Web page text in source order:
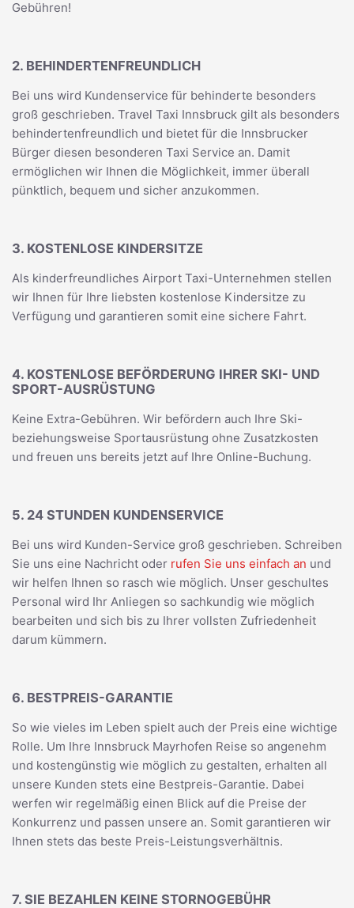
Gebühren!
2. BEHINDERTENFREUNDLICH
Bei uns wird Kundenservice für behinderte besonders
groß geschrieben. Travel Taxi Innsbruck gilt als besonders
behindertenfreundlich und bietet für die Innsbrucker
Bürger diesen besonderen Taxi Service an. Damit
ermöglichen wir Ihnen die Möglichkeit, immer überall
pünktlich, bequem und sicher anzukommen.
3. KOSTENLOSE KINDERSITZE
Als kinderfreundliches Airport Taxi-Unternehmen stellen
wir Ihnen für Ihre liebsten kostenlose Kindersitze zu
Verfügung und garantieren somit eine sichere Fahrt.
4. KOSTENLOSE BEFÖRDERUNG IHRER SKI- UND
SPORT-AUSRÜSTUNG
Keine Extra-Gebühren. Wir befördern auch Ihre Ski-
beziehungsweise Sportausrüstung ohne Zusatzkosten
und freuen uns bereits jetzt auf Ihre Online-Buchung.
5. 24 STUNDEN KUNDENSERVICE
Bei uns wird Kunden-Service groß geschrieben. Schreiben
Sie uns eine Nachricht oder rufen Sie uns einfach an und
wir helfen Ihnen so rasch wie möglich. Unser geschultes
Personal wird Ihr Anliegen so sachkundig wie möglich
bearbeiten und sich bis zu Ihrer vollsten Zufriedenheit
darum kümmern.
6. BESTPREIS-GARANTIE
So wie vieles im Leben spielt auch der Preis eine wichtige
Rolle. Um Ihre Innsbruck Mayrhofen Reise so angenehm
und kostengünstig wie möglich zu gestalten, erhalten all
unsere Kunden stets eine Bestpreis-Garantie. Dabei
werfen wir regelmäßig einen Blick auf die Preise der
Konkurrenz und passen unsere an. Somit garantieren wir
Ihnen stets das beste Preis-Leistungsverhältnis.
7. SIE BEZAHLEN KEINE STORNOGEBÜHR